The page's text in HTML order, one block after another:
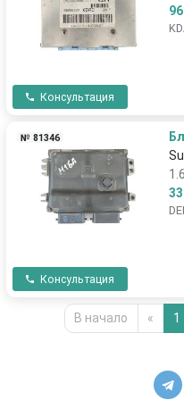
Консультация
№ 81346
Консультация
В начало « 1